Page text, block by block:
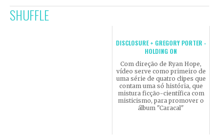
SHUFFLE
DISCLOSURE + GREGORY PORTER -
HOLDING ON
Com direção de Ryan Hope,
vídeo serve como primeiro de
uma série de quatro clipes que
contam uma só história, que
mistura ficção-científica com
misticismo, para promover o
álbum "Caracal"